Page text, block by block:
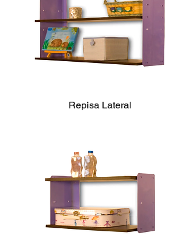
Repisa Lateral